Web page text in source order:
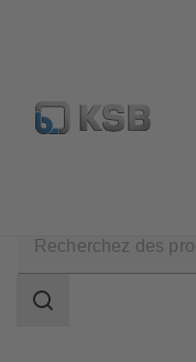
Configurer un produit
Champ